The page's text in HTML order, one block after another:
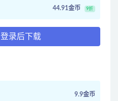
44.91金币 9折
登录后下载
9.9金币